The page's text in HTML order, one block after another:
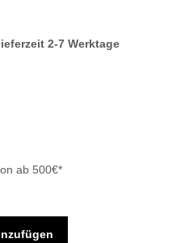
2-7 Werktage
ab 500€*